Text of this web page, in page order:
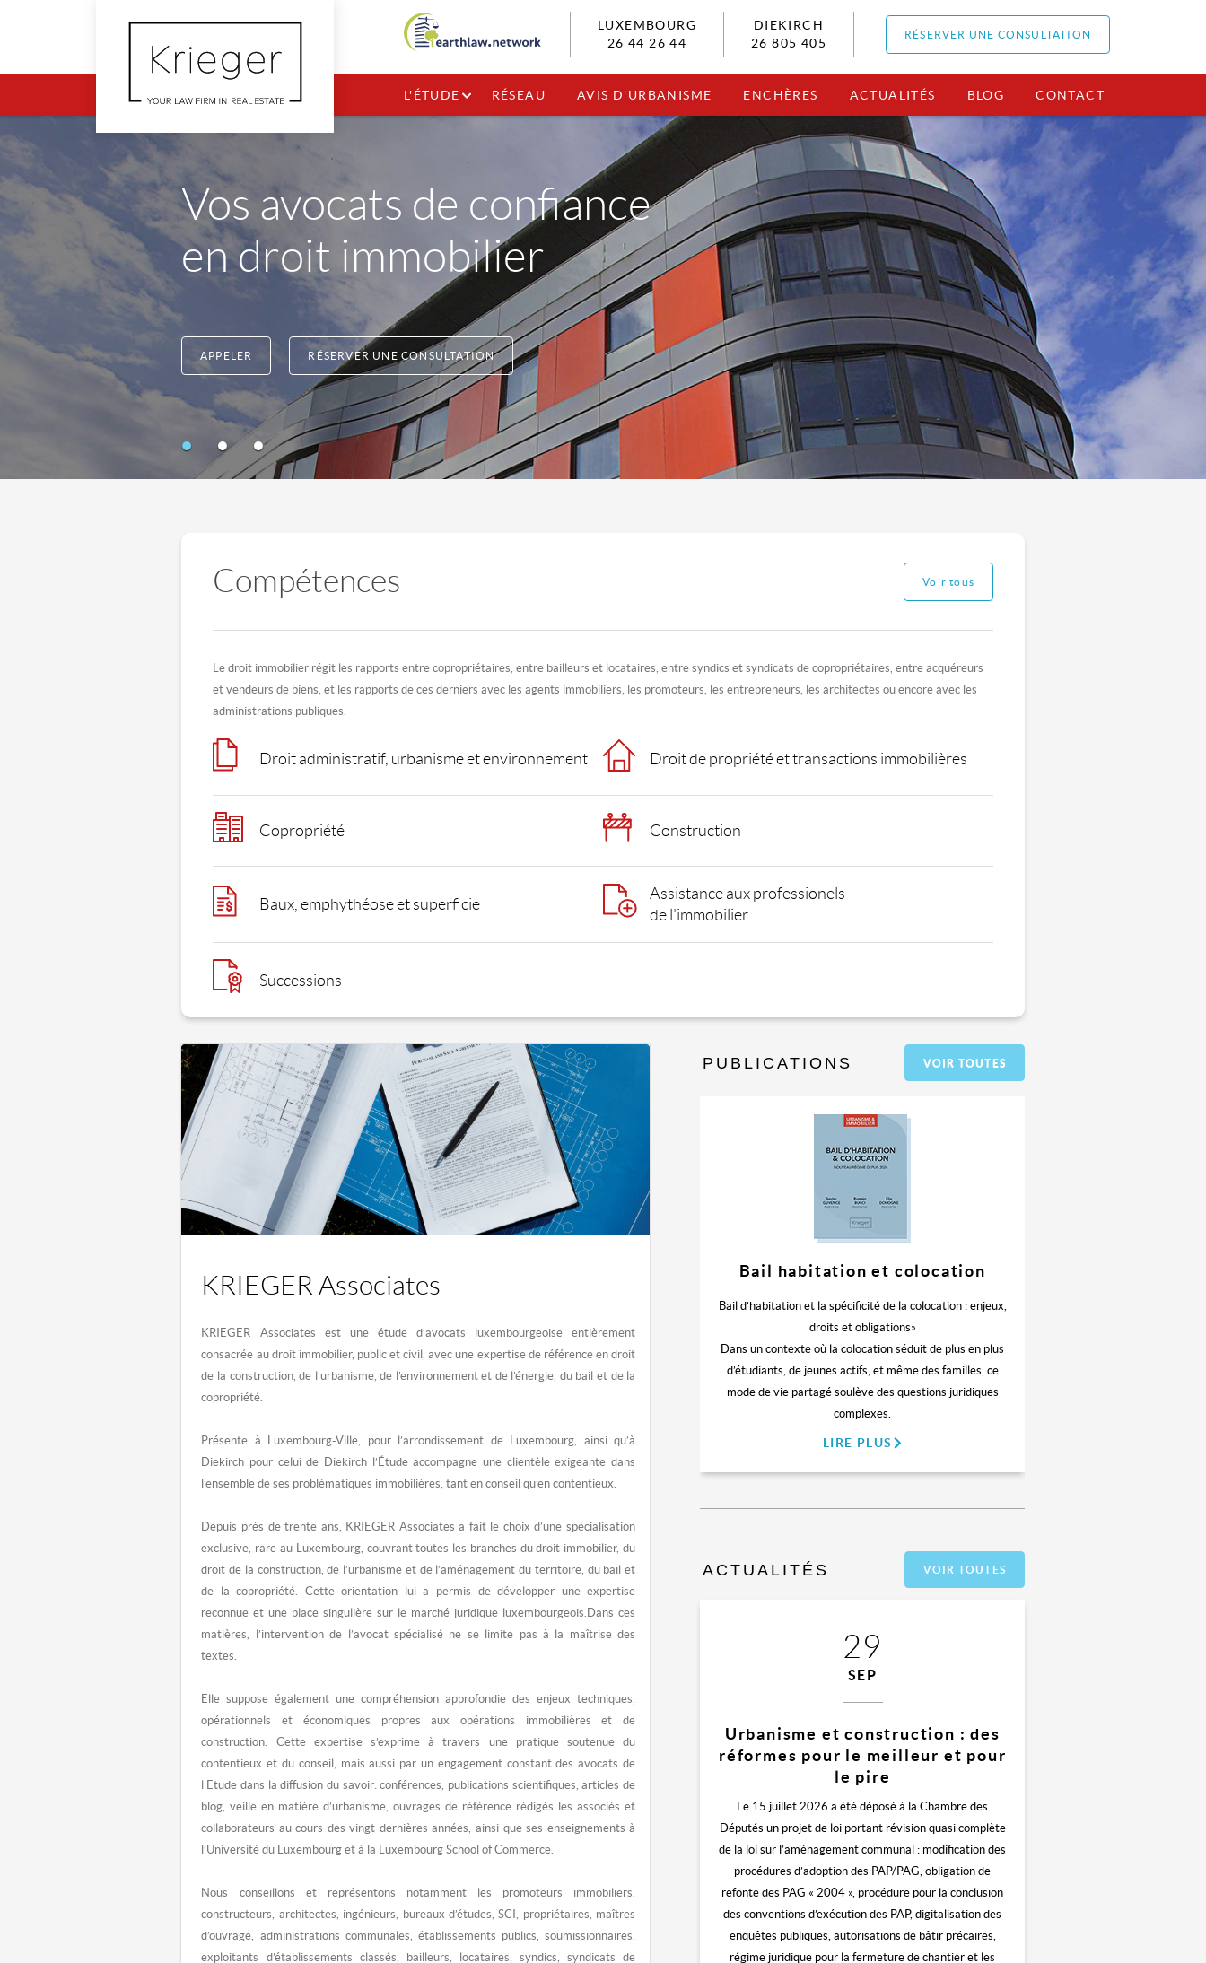
26 44 26 44
LUXEMBOURG
26 805 405
DIEKIRCH
RÉSERVER UNE CONSULTATION
L'ÉTUDE RÉSEAU AVIS D'URBANISME ENCHÈRES ACTUALITÉS BLOG CONTACT
Vos avocats de confiance
en droit immobilier
APPELER RÉSERVER UNE CONSULTATION
Compétences Voir tous
Le droit immobilier régit les rapports entre copropriétaires, entre bailleurs et locataires, entre syndics et syndicats de copropriétaires, entre acquéreurs
et vendeurs de biens, et les rapports de ces derniers avec les agents immobiliers, les promoteurs, les entrepreneurs, les architectes ou encore avec les
administrations publiques.
Droit administratif, urbanisme et environnement Droit de propriété et transactions immobilières
Copropriété Construction
Baux, emphythéose et superficie
Assistance aux professionels
de l’immobilier
Successions
KRIEGER Associates
KRIEGER Associates est une étude d’avocats luxembourgeoise entièrement
consacrée au droit immobilier, public et civil, avec une expertise de référence en droit
de la construction, de l’urbanisme, de l’environnement et de l’énergie, du bail et de la
copropriété.
Présente à Luxembourg-Ville, pour l’arrondissement de Luxembourg, ainsi qu’à
Diekirch pour celui de Diekirch l’Étude accompagne une clientèle exigeante dans
l’ensemble de ses problématiques immobilières, tant en conseil qu’en contentieux.
Depuis près de trente ans, KRIEGER Associates a fait le choix d’une spécialisation
exclusive, rare au Luxembourg, couvrant toutes les branches du droit immobilier, du
droit de la construction, de l’urbanisme et de l’aménagement du territoire, du bail et
de la copropriété. Cette orientation lui a permis de développer une expertise
reconnue et une place singulière sur le marché juridique luxembourgeois.Dans ces
matières, l’intervention de l’avocat spécialisé ne se limite pas à la maîtrise des
textes.
Elle suppose également une compréhension approfondie des enjeux techniques,
opérationnels et économiques propres aux opérations immobilières et de
construction. Cette expertise s’exprime à travers une pratique soutenue du
contentieux et du conseil, mais aussi par un engagement constant des avocats de
l'Etude dans la diffusion du savoir: conférences, publications scientifiques, articles de
blog, veille en matière d’urbanisme, ouvrages de référence rédigés les associés et
collaborateurs au cours des vingt dernières années, ainsi que ses enseignements à
l’Université du Luxembourg et à la Luxembourg School of Commerce.
Nous conseillons et représentons notamment les promoteurs immobiliers,
constructeurs, architectes, ingénieurs, bureaux d’études, SCI, propriétaires, maîtres
d’ouvrage, administrations communales, établissements publics, soumissionnaires,
exploitants d’établissements classés, bailleurs, locataires, syndics, syndicats de
PUBLICATIONS VOIR TOUTES
Bail habitation et colocation
Bail d’habitation et la spécificité de la colocation : enjeux,
droits et obligations»
Dans un contexte où la colocation séduit de plus en plus
d’étudiants, de jeunes actifs, et même des familles, ce
mode de vie partagé soulève des questions juridiques
complexes.
LIRE PLUS
ACTUALITÉS VOIR TOUTES
29
SEP
Urbanisme et construction : des
réformes pour le meilleur et pour
le pire
Le 15 juillet 2026 a été déposé à la Chambre des
Députés un projet de loi portant révision quasi complète
de la loi sur l’aménagement communal : modification des
procédures d’adoption des PAP/PAG, obligation de
refonte des PAG « 2004 », procédure pour la conclusion
des conventions d’exécution des PAP, digitalisation des
enquêtes publiques, autorisations de bâtir précaires,
régime juridique pour la fermeture de chantier et les